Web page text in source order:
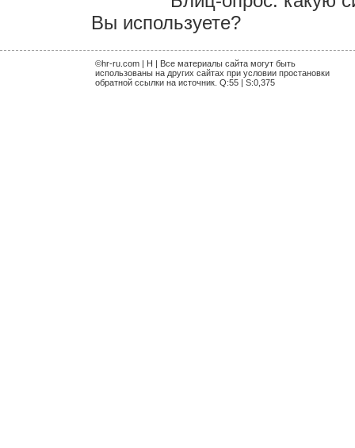
Вы используете?
©hr-ru.com | H | Все материалы сайта могут быть
использованы на других сайтах при условии простановки
обратной ссылки на источник. Q:55 | S:0,375